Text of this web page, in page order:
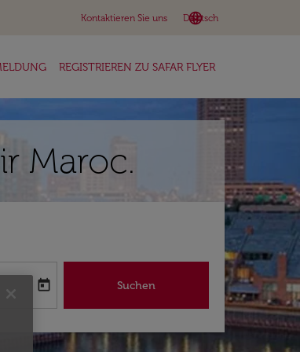
Kontaktieren Sie uns language
Deutsch
keyboard_arrow_down
REGISTRIEREN ZU SAFAR FLYER
Maroc.
date-aria-label
today Suchen